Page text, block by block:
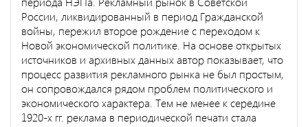
России, ликвидированный в период Гражданской
войны, пережил второе рождение с переходом к
Новой экономической политике. На основе открытых
источников и архивных данных автор показывает, что
процесс развития рекламного рынка не был простым,
он сопровождался рядом проблем политического и
экономического характера. Тем не менее к середине
1920-х гг. реклама в периодической печати стала